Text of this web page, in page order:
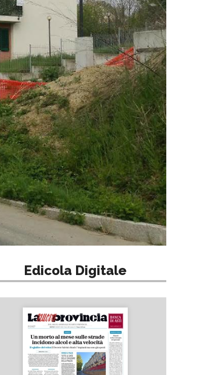
Edicola Digitale